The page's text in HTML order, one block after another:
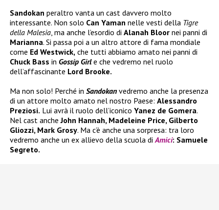
Sandokan peraltro vanta un cast davvero molto
interessante. Non solo Can Yaman nelle vesti della Tigre
della Malesia, ma anche l’esordio di Alanah Bloor nei panni di
Marianna. Si passa poi a un altro attore di fama mondiale
come Ed Westwick, che tutti abbiamo amato nei panni di
Chuck Bass in Gossip Girle che vedremo nel ruolo
dell’affascinante Lord Brooke.
Ma non solo! Perché in Sandokan vedremo anche la presenza
di un attore molto amato nel nostro Paese: Alessandro
Preziosi. Lui avrà il ruolo dell’iconico Yanez de Gomera.
Nel cast ancheJohn Hannah, Madeleine Price, Gilberto
Gliozzi, Mark Grosy. Ma c’è anche una sorpresa: tra loro
vedremo anche un ex allievo della scuola diAmici: Samuele
Segreto.